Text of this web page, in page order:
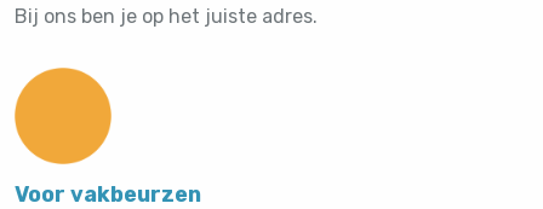
Bij ons ben je op het juiste adres.
Voor vakbeurzen